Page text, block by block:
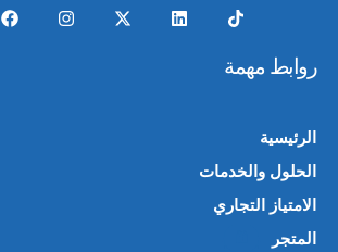
روابط مهمة
الرئيسية
الحلول والخدمات
الامتياز التجاري
المتجر